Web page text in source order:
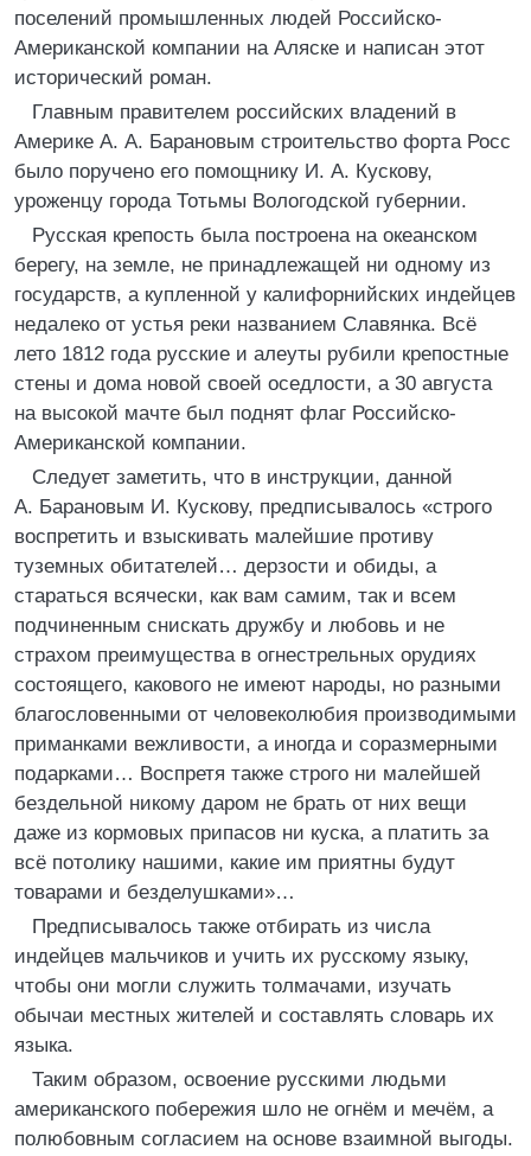
поселений промышленных людей Российско-
Американской компании на Аляске и написан этот
исторический роман.
Главным правителем российских владений в
Америке А. А. Барановым строительство форта Росс
было поручено его помощнику И. А. Кускову,
уроженцу города Тотьмы Вологодской губернии.
Русская крепость была построена на океанском
берегу, на земле, не принадлежащей ни одному из
государств, а купленной у калифорнийских индейцев
недалеко от устья реки названием Славянка. Всё
лето 1812 года русские и алеуты рубили крепостные
стены и дома новой своей оседлости, а 30 августа
на высокой мачте был поднят флаг Российско-
Американской компании.
Следует заметить, что в инструкции, данной
А. Барановым И. Кускову, предписывалось «строго
воспретить и взыскивать малейшие противу
туземных обитателей… дерзости и обиды, а
стараться всячески, как вам самим, так и всем
подчиненным снискать дружбу и любовь и не
страхом преимущества в огнестрельных орудиях
состоящего, какового не имеют народы, но разными
благословенными от человеколюбия производимыми
приманками вежливости, а иногда и соразмерными
подарками… Воспретя также строго ни малейшей
бездельной никому даром не брать от них вещи
даже из кормовых припасов ни куска, а платить за
всё потолику нашими, какие им приятны будут
товарами и безделушками»…
Предписывалось также отбирать из числа
индейцев мальчиков и учить их русскому языку,
чтобы они могли служить толмачами, изучать
обычаи местных жителей и составлять словарь их
языка.
Таким образом, освоение русскими людьми
американского побережия шло не огнём и мечём, а
полюбовным согласием на основе взаимной выгоды.